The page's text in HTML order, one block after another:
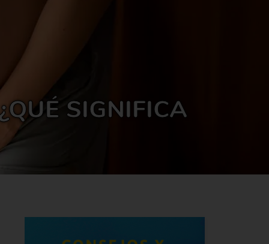
SIGNIFICA